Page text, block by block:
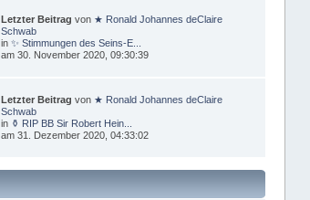
Letzter Beitrag von ★ Ronald Johannes deClaire
Schwab
in✨ Stimmungen des Seins-E...
am 30. November 2020, 09:30:39
Letzter Beitrag von ★ Ronald Johannes deClaire
Schwab
in ⚱ RIP BB Sir Robert Hein...
am 31. Dezember 2020, 04:33:02